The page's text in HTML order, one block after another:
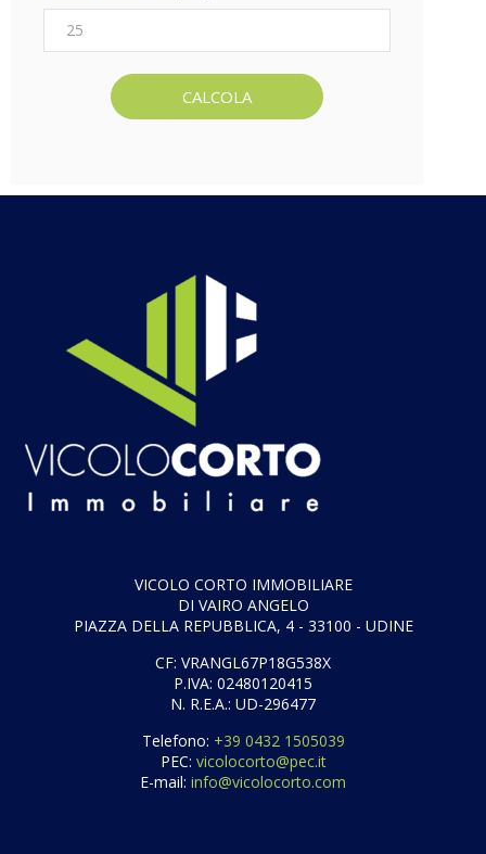
VICOLO CORTO IMMOBILIARE
DI VAIRO ANGELO
PIAZZA DELLA REPUBBLICA, 4 - 33100 - UDINE
CF: VRANGL67P18G538X
P.IVA: 02480120415
N. R.E.A.: UD-296477
Telefono: +39 0432 1505039
PEC: vicolocorto@pec.it
E-mail: info@vicolocorto.com